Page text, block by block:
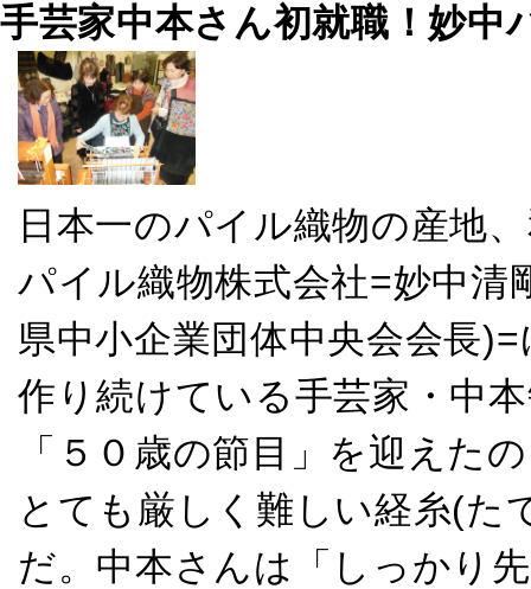
手芸家中本さん初就職！妙中
日本一のパイル織物の産地
パイル織物株式会社=妙中
県中小企業団体中央会会長
作り続けている手芸家・中
「５０歳の節目」を迎えた
とても厳しく難しい経糸(た
だ。中本さんは「しっかり